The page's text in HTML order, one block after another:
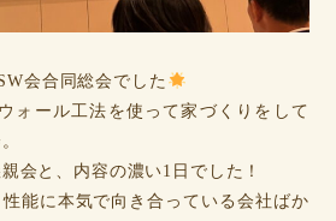
会合同総会でした
ォール工法を使って家づくりをして
会と、内容の濃い1日でした！
能に本気で向き合っている会社ばか